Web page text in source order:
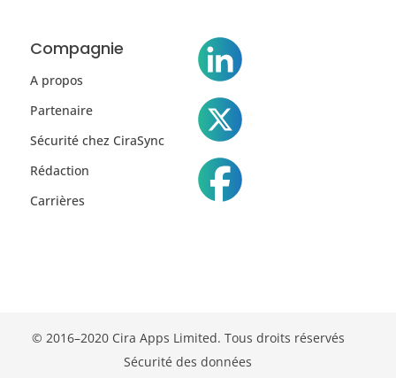
Compagnie
A propos
Partenaire
Sécurité chez CiraSync
Rédaction
Carrières
© 2016–2020 Cira Apps Limited. Tous droits réservés
Sécurité des données